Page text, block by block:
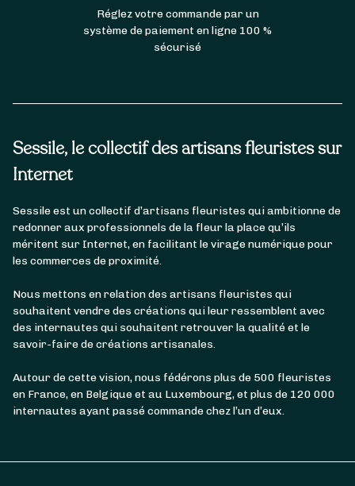
Sessile, le collectif des artisans fleuristes sur
Internet
Sessile est un collectif d’artisans fleuristes qui ambitionne de
redonner aux professionnels de la fleur la place qu’ils
méritent sur Internet, en facilitant le virage numérique pour
les commerces de proximité.
Nous mettons en relation des artisans fleuristes qui
souhaitent vendre des créations qui leur ressemblent avec
des internautes qui souhaitent retrouver la qualité et le
savoir-faire de créations artisanales.
Autour de cette vision, nous fédérons plus de 500 fleuristes
en France, en Belgique et au Luxembourg, et plus de 120 000
internautes ayant passé commande chez l’un d’eux.
Réglez votre commande par un
système de paiement en ligne 100 %
sécurisé